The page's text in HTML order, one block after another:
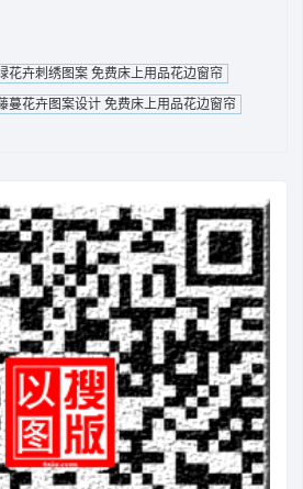
花卉刺绣图案 免费床上用品花边窗帘
蔓花卉图案设计 免费床上用品花边窗帘